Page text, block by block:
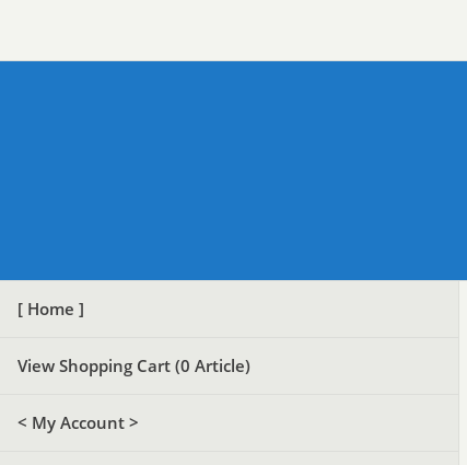
[ Home ]
View Shopping Cart (0 Article)
< My Account >